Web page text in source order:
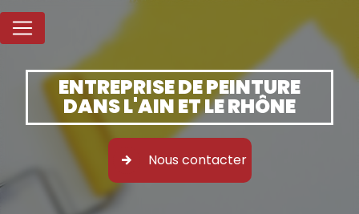
ENTREPRISE DE PEINTURE
DANS L'AIN ET LE RHÔNE
Nous contacter
Panneau de gestion des cookies